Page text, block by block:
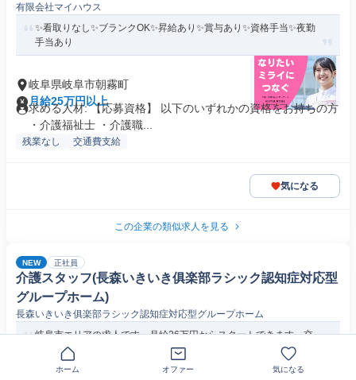
有限会社マイハウス
✨看取りなし✨ブランクOK✨昇給あり✨賞与あり✨資格手当✨夜勤
手当あり
岐阜県岐阜市朝霧町
月給25万円以上
求める人材: 【応募資格】 以下のいずれかの資格をお持ちの方
・介護福祉士 ・介護職...
残業なし 交通費支給
気になる
この企業の類似求人を見る
NEW 正社員
介護スタッフ(長森いきいき俱楽部ラシック認知症対応型
グループホーム)
長森いきいき俱楽部ラシック認知症対応型グループホーム
岐阜市エリアの求人です。月給26万円からスタートできます。交
通費は月25千円まで支給されま...
ホーム オファー 気になる